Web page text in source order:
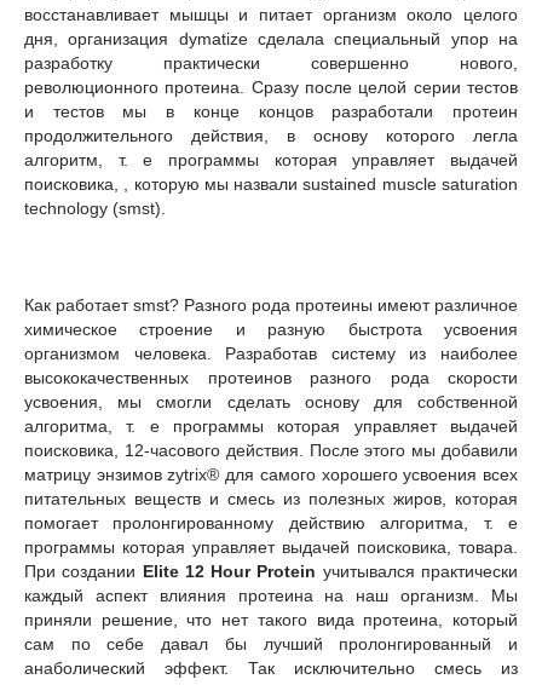
восстанавливает мышцы и питает организм около целого
дня, организация dymatize сделала специальный упор на
разработку практически совершенно нового,
революционного протеина. Сразу после целой серии тестов
и тестов мы в конце концов разработали протеин
продолжительного действия, в основу которого легла
алгоритм, т. е программы которая управляет выдачей
поисковика, , которую мы назвали sustained muscle saturation
technology (smst).
Как работает smst? Разного рода протеины имеют различное
химическое строение и разную быстрота усвоения
организмом человека. Разработав систему из наиболее
высококачественных протеинов разного рода скорости
усвоения, мы смогли сделать основу для собственной
алгоритма, т. е программы которая управляет выдачей
поисковика, 12-часового действия. После этого мы добавили
матрицу энзимов zytrix® для самого хорошего усвоения всех
питательных веществ и смесь из полезных жиров, которая
помогает пролонгированному действию алгоритма, т. е
программы которая управляет выдачей поисковика, товара.
При создании Elite 12 Hour Protein учитывался практически
каждый аспект влияния протеина на наш организм. Мы
приняли решение, что нет такого вида протеина, который
сам по себе давал бы лучший пролонгированный и
анаболический эффект. Так исключительно смесь из